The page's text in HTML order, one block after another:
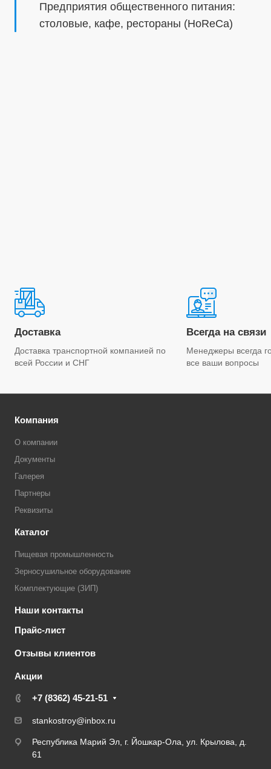
Предприятия общественного питания:
столовые, кафе, рестораны (HoReCa)
Доставка
Доставка транспортной компанией по
всей России и СНГ
Всегда на связи
Менеджеры всегда
все ваши вопросы
Компания
О компании
Документы
Галерея
Партнеры
Реквизиты
Каталог
Пищевая промышленность
Зерносушильное оборудование
Комплектующие (ЗИП)
Наши контакты
Прайс-лист
Отзывы клиентов
Акции
+7 (8362) 45-21-51
stankostroy@inbox.ru
Республика Марий Эл, г. Йошкар-Ола, ул. Крылова, д.
61